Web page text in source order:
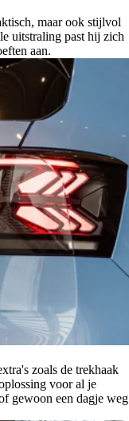
maar ook stijlvol
uitstraling past hij zich
aan.
zoals de trekhaak
voor al je
gewoon een dagje weg